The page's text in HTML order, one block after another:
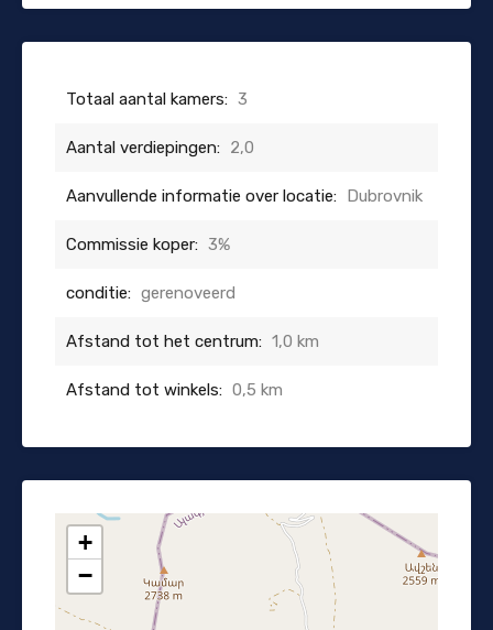
Totaal aantal kamers: 3
Aantal verdiepingen: 2,0
Aanvullende informatie over locatie: Dubrovnik
Commissie koper: 3%
conditie: gerenoveerd
Afstand tot het centrum: 1,0 km
Afstand tot winkels: 0,5 km
+
−